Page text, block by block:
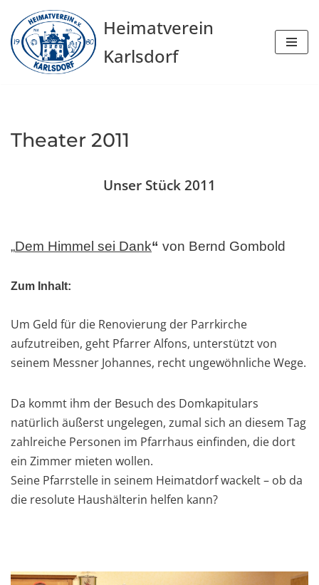
Zum
Inhalt
springen
Heimatverein
Karlsdorf
Theater 2011
Unser Stück 2011
„Dem Himmel sei Dank“ von Bernd Gombold
Zum Inhalt:
Um Geld für die Renovierung der Parrkirche
aufzutreiben, geht Pfarrer Alfons, unterstützt von
seinem Messner Johannes, recht ungewöhnliche Wege.
Da kommt ihm der Besuch des Domkapitulars
natürlich äußerst ungelegen, zumal sich an diesem Tag
zahlreiche Personen im Pfarrhaus einfinden, die dort
ein Zimmer mieten wollen.
Seine Pfarrstelle in seinem Heimatdorf wackelt – ob da
die resolute Haushälterin helfen kann?